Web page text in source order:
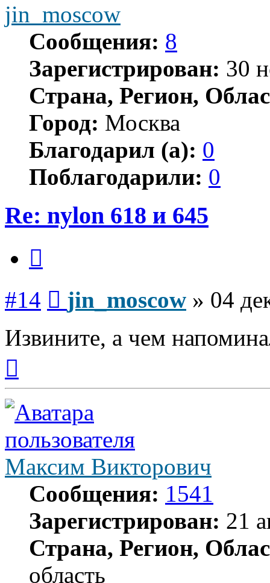
jin_moscow
Сообщения: 8
Зарегистрирован: 30
Страна, Регион,
Город: Москва
Благодарил (а): 0
Поблагодарили: 0
Re: nylon 618 и 645
#14 jin_moscow » 04
Извините, а чем
началу
Максим Викторович
Сообщения: 1541
Зарегистрирован: 21
Страна, Регион,
область